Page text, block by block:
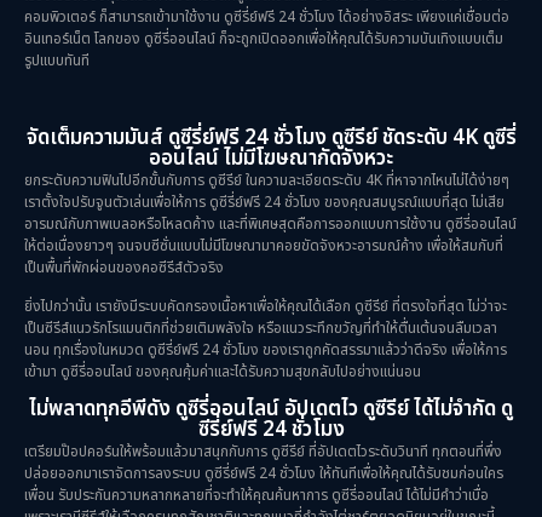
คอมพิวเตอร์ ก็สามารถเข้ามาใช้งาน ดูซีรี่ย์ฟรี 24 ชั่วโมง ได้อย่างอิสระ เพียงแค่เชื่อมต่อ
อินเทอร์เน็ต โลกของ ดูซีรี่ออนไลน์ ก็จะถูกเปิดออกเพื่อให้คุณได้รับความบันเทิงแบบเต็ม
รูปแบบทันที
จัดเต็มความมันส์ ดูซีรี่ย์ฟรี 24 ชั่วโมง ดูซีรีย์ ชัดระดับ 4K ดูซีรี่
ออนไลน์ ไม่มีโฆษณากัดจังหวะ
ยกระดับความฟินไปอีกขั้นกับการ ดูซีรีย์ ในความละเอียดระดับ 4K ที่หาจากไหนไม่ได้ง่ายๆ
เราตั้งใจปรับจูนตัวเล่นเพื่อให้การ ดูซีรี่ย์ฟรี 24 ชั่วโมง ของคุณสมบูรณ์แบบที่สุด ไม่เสีย
อารมณ์กับภาพเบลอหรือโหลดค้าง และที่พิเศษสุดคือการออกแบบการใช้งาน ดูซีรี่ออนไลน์
ให้ต่อเนื่องยาวๆ จนจบซีซั่นแบบไม่มีโฆษณามาคอยขัดจังหวะอารมณ์ค้าง เพื่อให้สมกับที่
เป็นพื้นที่พักผ่อนของคอซีรีส์ตัวจริง
ยิ่งไปกว่านั้น เรายังมีระบบคัดกรองเนื้อหาเพื่อให้คุณได้เลือก ดูซีรีย์ ที่ตรงใจที่สุด ไม่ว่าจะ
เป็นซีรีส์แนวรักโรแมนติกที่ช่วยเติมพลังใจ หรือแนวระทึกขวัญที่ทำให้ตื่นเต้นจนลืมเวลา
นอน ทุกเรื่องในหมวด ดูซีรี่ย์ฟรี 24 ชั่วโมง ของเราถูกคัดสรรมาแล้วว่าดีจริง เพื่อให้การ
เข้ามา ดูซีรี่ออนไลน์ ของคุณคุ้มค่าและได้รับความสุขกลับไปอย่างแน่นอน
ไม่พลาดทุกอีพีดัง ดูซีรี่ออนไลน์ อัปเดตไว ดูซีรีย์ ได้ไม่จำกัด ดู
ซีรี่ย์ฟรี 24 ชั่วโมง
เตรียมป๊อปคอร์นให้พร้อมแล้วมาสนุกกับการ ดูซีรีย์ ที่อัปเดตไวระดับวินาที ทุกตอนที่พึ่ง
ปล่อยออกมาเราจัดการลงระบบ ดูซีรี่ย์ฟรี 24 ชั่วโมง ให้ทันทีเพื่อให้คุณได้รับชมก่อนใคร
เพื่อน รับประกันความหลากหลายที่จะทำให้คุณค้นหาการ ดูซีรี่ออนไลน์ ได้ไม่มีคำว่าเบื่อ